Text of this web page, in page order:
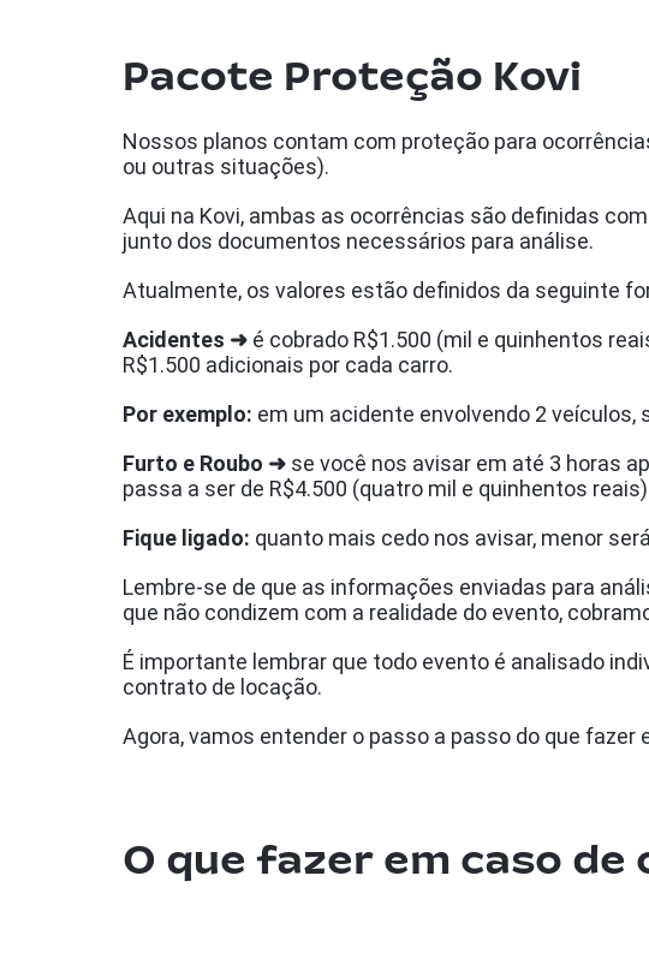
Pacote Proteção Kovi
Nossos planos contam com proteção para
ou outras situações).
Aqui na Kovi, ambas as ocorrências são definidas
junto dos documentos necessários para análise.
Atualmente, os valores estão definidos da seguinte
Acidentes ➜ é cobrado R$1.500 (mil e quinhentos
R$1.500 adicionais por cada carro.
Por exemplo: em um acidente envolvendo 2 veículos,
Furto e Roubo ➜ se você nos avisar em até 3 horas
passa a ser de R$4.500 (quatro mil e quinhentos
Fique ligado: quanto mais cedo nos avisar, menor
Lembre-se de que as informações enviadas para
que não condizem com a realidade do evento,
É importante lembrar que todo evento é analisado
contrato de locação.
Agora, vamos entender o passo a passo do que fazer
O que fazer em caso